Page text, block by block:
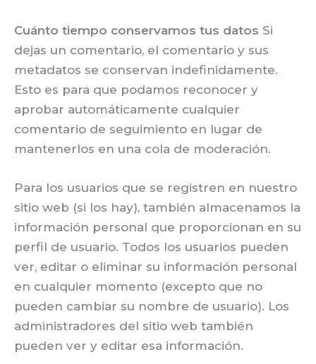
Cuánto tiempo conservamos tus datos Si
dejas un comentario, el comentario y sus
metadatos se conservan indefinidamente.
Esto es para que podamos reconocer y
aprobar automáticamente cualquier
comentario de seguimiento en lugar de
mantenerlos en una cola de moderación.
Para los usuarios que se registren en nuestro
sitio web (si los hay), también almacenamos la
información personal que proporcionan en su
perfil de usuario. Todos los usuarios pueden
ver, editar o eliminar su información personal
en cualquier momento (excepto que no
pueden cambiar su nombre de usuario). Los
administradores del sitio web también
pueden ver y editar esa información.